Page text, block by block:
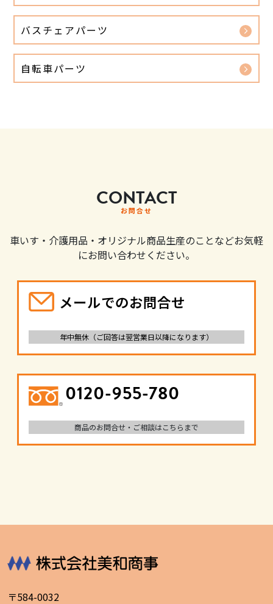
バスチェアパーツ
自転車パーツ
CONTACT
お問合せ
車いす・介護用品・オリジナル商品生産のことなどお気軽
にお問い合わせください。
メールでのお問合せ
年中無休（ご回答は翌営業日以降になります）
0120-955-780
商品のお問合せ・ご相談はこちらまで
〒584-0032